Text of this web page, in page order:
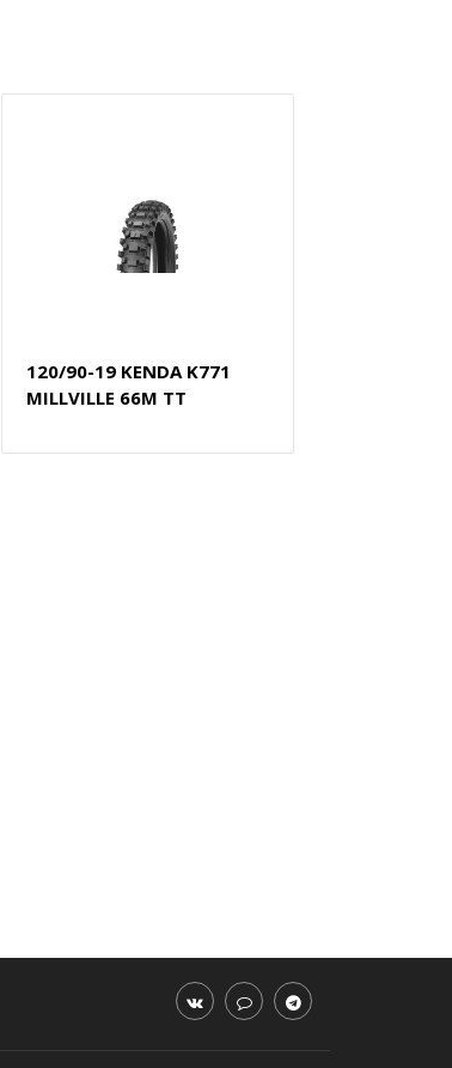
120/90-19 KENDA K771
MILLVILLE 66M TT